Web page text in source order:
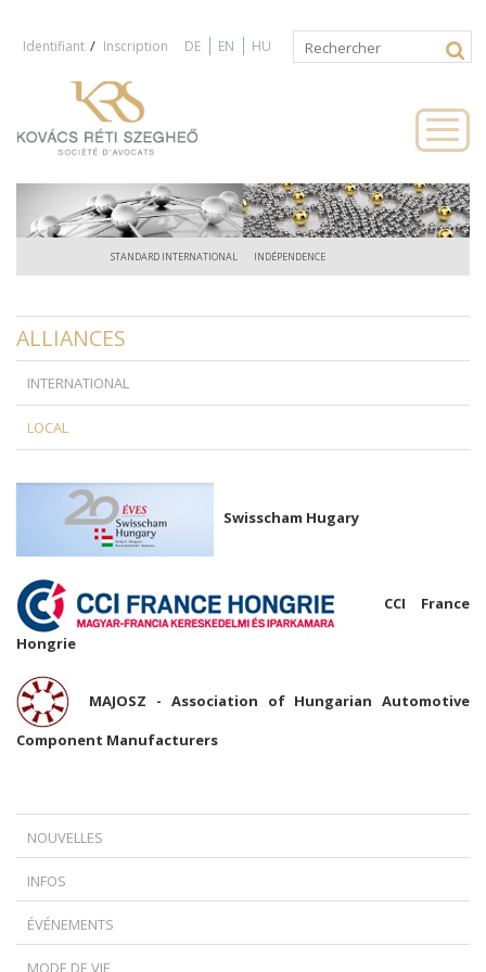
Identifiant / Inscription DE EN HU
Formulaire
Rechercher
STANDARD INTERNATIONAL INDÉPENDENCE
ALLIANCES
INTERNATIONAL
LOCAL
Swisscham Hugary
CCI France
Hongrie
MAJOSZ - Association of Hungarian Automotive
Component Manufacturers
NOUVELLES
INFOS
ÉVÉNEMENTS
MODE DE VIE